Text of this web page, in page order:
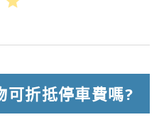
可折抵停車費嗎?